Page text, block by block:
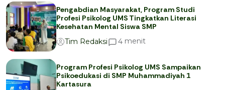
Pengabdian Masyarakat, Program Studi
Profesi Psikolog UMS Tingkatkan Literasi
Kesehatan Mental Siswa SMP
Tim Redaksi
4 menit
Program Profesi Psikolog UMS Sampaikan
Psikoedukasi di SMP Muhammadiyah 1
Kartasura